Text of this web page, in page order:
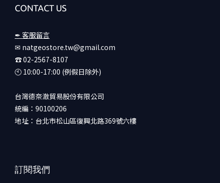
CONTACT US
✒ 客服留言
✉ natgeostore.tw@gmail.com
☎︎ 02-2567-8107
🕙︎ 10:00-17:00 (例假日除外)
台灣德奈澈貿易股份有限公司
統編：90100206
地址：台北市松山區復興北路369號六樓
訂閱我們